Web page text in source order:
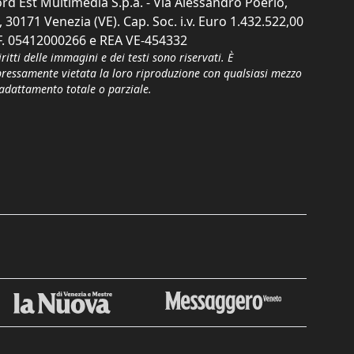
30171 Venezia (VE). Cap. Soc. i.v. Euro 1.432.522,00
05412000266 e REA VE-454332
delle immagini e dei testi sono riservati. È
vietata la loro riproduzione con qualsiasi mezzo
totale o parziale.